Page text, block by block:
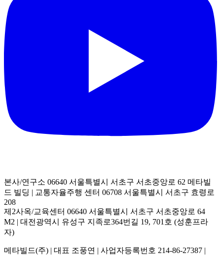
본사/연구소 06640 서울특별시 서초구 서초중앙로 62 메타빌
드 빌딩 | 교통자율주행 센터 06708 서울특별시 서초구 효령로
208
제2사옥/교육센터 06640 서울특별시 서초구 서초중앙로 64
M2 | 대전광역시 유성구 지족로364번길 19, 701호 (성훈프라
자)
메타빌드(주) | 대표 조풍연 | 사업자등록번호 214-86-27387 |